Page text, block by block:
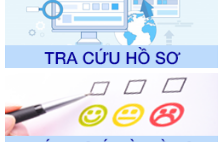
Ngày ban hành: 01/06/2026
Số kí hiệu:351/2025/NĐ-CP
Tên: Nghị định số 351/2025/NĐ-CP của Chính phủ: Quy
định chuẩn nghèo đa chiều quốc gia giai đoạn 2026 - 2030
Ngày ban hành: 29/12/2026
Số kí hiệu:3014/QĐ-UBND
Tên: Quyết định về việc công bố danh mục thủ tục hành
chính ban hành mới, sửa đổi bổ sung trong lĩnh vực hỗ trợ
đầu tư, lĩnh vực đấu thầu lựa chọn nhà thầu thuộc thẩm
quyền giải quyết của Sở Tài chính và Ban Quản lý Khu kinh
tế Đông Nam Nghệ An
Ngày ban hành: 23/09/2026